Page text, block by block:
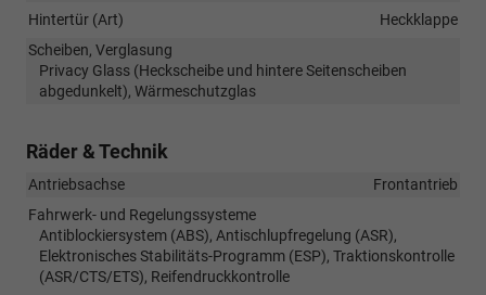
Hintertür (Art)
Heckklappe
Scheiben, Verglasung
Privacy Glass (Heckscheibe und hintere Seitenscheiben
abgedunkelt), Wärmeschutzglas
Räder & Technik
Antriebsachse
Frontantrieb
Fahrwerk- und Regelungssysteme
Antiblockiersystem (ABS), Antischlupfregelung (ASR),
Elektronisches Stabilitäts-Programm (ESP), Traktionskontrolle
(ASR/CTS/ETS), Reifendruckkontrolle